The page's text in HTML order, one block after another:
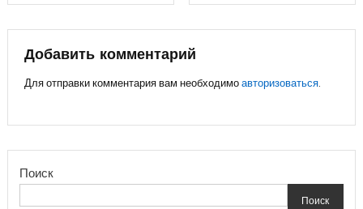
по
записям
Добавить комментарий
Для отправки комментария вам необходимоавторизоваться.
Поиск
Поиск